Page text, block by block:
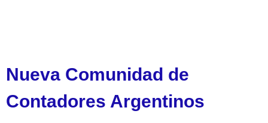
Nueva Comunidad de
Contadores Argentinos